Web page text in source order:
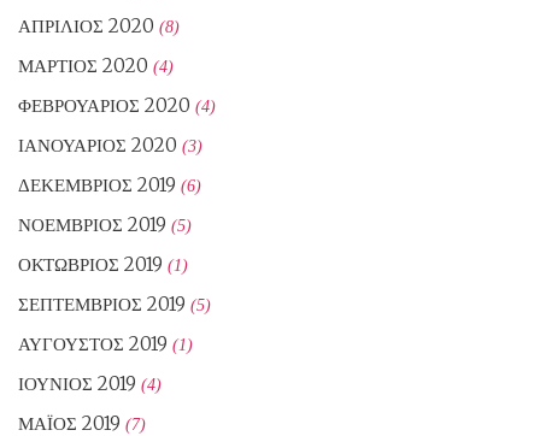
ΑΠΡΊΛΙΟΣ 2020 (8)
ΜΆΡΤΙΟΣ 2020 (4)
ΦΕΒΡΟΥΆΡΙΟΣ 2020 (4)
ΙΑΝΟΥΆΡΙΟΣ 2020 (3)
ΔΕΚΈΜΒΡΙΟΣ 2019 (6)
ΝΟΈΜΒΡΙΟΣ 2019 (5)
ΟΚΤΏΒΡΙΟΣ 2019 (1)
ΣΕΠΤΈΜΒΡΙΟΣ 2019 (5)
ΑΎΓΟΥΣΤΟΣ 2019 (1)
ΙΟΎΝΙΟΣ 2019 (4)
ΜΆΙΟΣ 2019 (7)